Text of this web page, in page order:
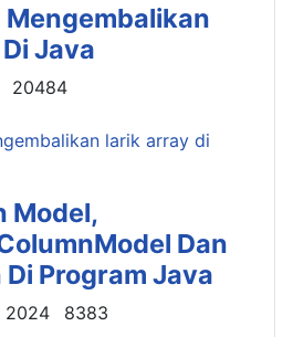
Mengembalikan
Java
20484
Model,
Dan
Program Java
2024 8383